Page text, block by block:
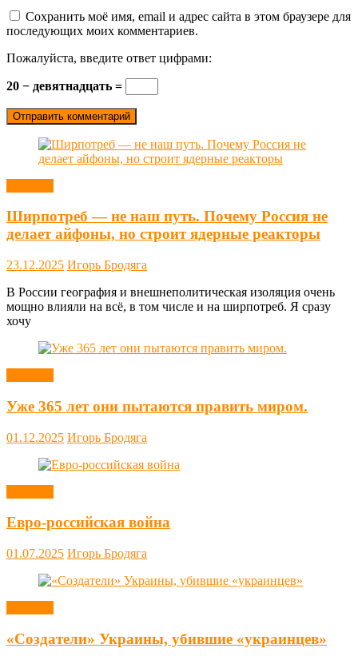
Сохранить моё имя, email и адрес сайта в этом браузере для
последующих моих комментариев.
Пожалуйста, введите ответ цифрами:
20 − девятнадцать =
Ширпотреб — не наш путь. Почему Россия не
делает айфоны, но строит ядерные реакторы
23.12.2025 Игорь Бродяга
В России география и внешнеполитическая изоляция очень
мощно влияли на всё, в том числе и на ширпотреб. Я сразу
хочу
Уже 365 лет они пытаются править миром.
01.12.2025 Игорь Бродяга
Евро-российская война
01.07.2025 Игорь Бродяга
«Создатели» Украины, убившие «украинцев»